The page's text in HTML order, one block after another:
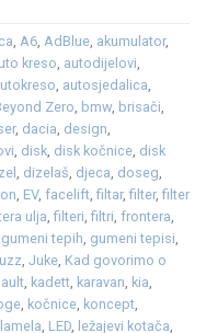
, A6, AdBlue, akumulator,
kreso, autodijelovi,
, autosjedalica,
Zero, bmw, brisači,
, dacia, design,
, disk, disk kočnice, disk
, dizelaš, djeca, doseg,
, EV, facelift,filtar,filter,filter
ulja,filteri,filtri, frontera,
gumeni tepih, gumeni tepisi,
, Juke, Kad govorimo o
, kadett, karavan, kia,
, kočnice, koncept,
lamela, LED, ležajevi kotača,